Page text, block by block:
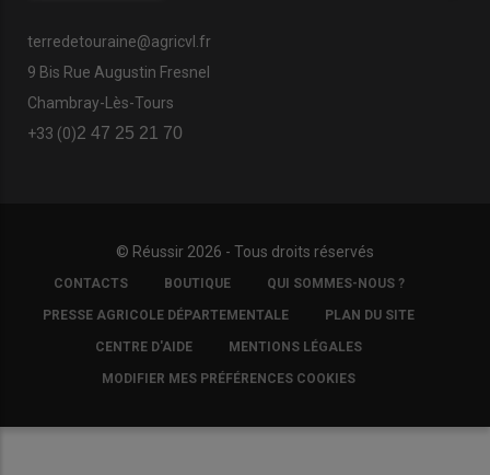
terredetouraine@agricvl.fr
9 Bis Rue Augustin Fresnel
Chambray-Lès-Tours
+33 (0)2 47 25 21 70
© Réussir 2026 - Tous droits réservés
FOOTER
COPYRIGHT
CONTACTS BOUTIQUE QUI SOMMES-NOUS ?
PRESSE AGRICOLE DÉPARTEMENTALE PLAN DU SITE
CENTRE D'AIDE MENTIONS LÉGALES
MODIFIER MES PRÉFÉRENCES COOKIES